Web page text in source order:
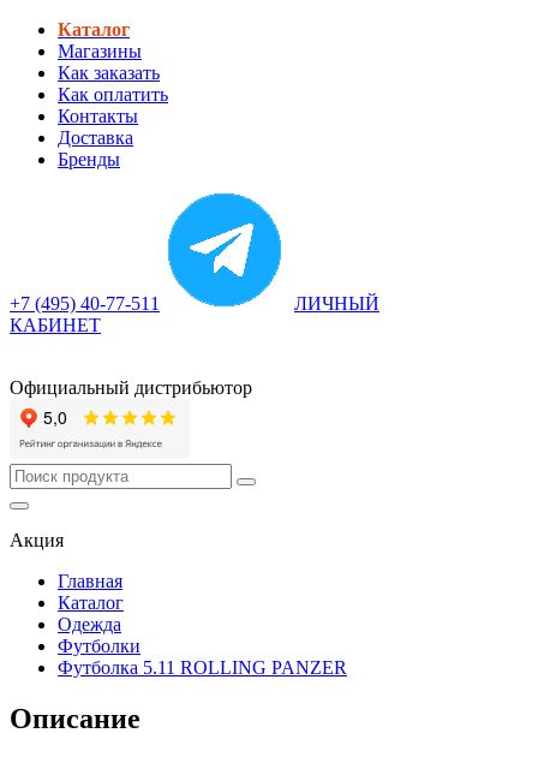
Каталог
Магазины
Как заказать
Как оплатить
Контакты
Доставка
Бренды
+7 (495) 40-77-511
ЛИЧНЫЙ
КАБИНЕТ
Официальный дистрибьютор
Акция
Главная
Каталог
Одежда
Футболки
Футболка 5.11 ROLLING PANZER
Описание